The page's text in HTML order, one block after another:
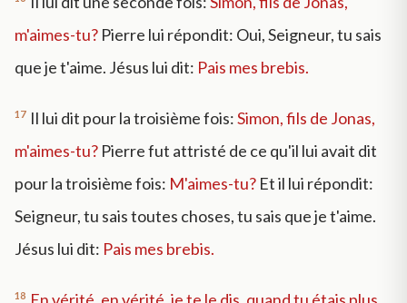
m'aimes-tu? Pierre lui répondit: Oui, Seigneur, tu sais
que je t'aime. Jésus lui dit: Pais mes brebis.
17 Il lui dit pour la troisième fois:Simon, fils de Jonas,
m'aimes-tu? Pierre fut attristé de ce qu'il lui avait dit
pour la troisième fois: M'aimes-tu? Et il lui répondit:
Seigneur, tu sais toutes choses, tu sais que je t'aime.
Jésus lui dit: Pais mes brebis.
18 En vérité, en vérité, je te le dis, quand tu étais plus